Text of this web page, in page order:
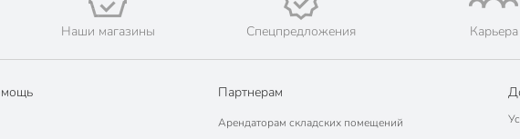
Наши магазины Спецпредложения Карьера
Партнерам
Арендаторам складских помещений